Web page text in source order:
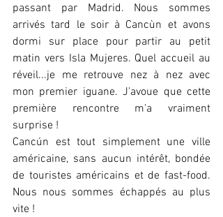
passant par Madrid. Nous sommes
arrivés tard le soir à Cancùn et avons
dormi sur place pour partir au petit
matin vers Isla Mujeres. Quel accueil au
réveil...je me retrouve nez à nez avec
mon premier iguane. J'avoue que cette
première rencontre m'a vraiment
surprise !
Cancún est tout simplement une ville
américaine, sans aucun intérêt, bondée
de touristes américains et de fast-food.
Nous nous sommes échappés au plus
vite !